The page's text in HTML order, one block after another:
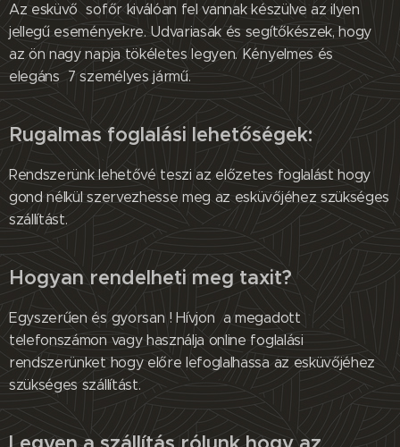
Az esküvő sofőr kiválóan fel vannak készülve az ilyen
jellegű eseményekre. Udvariasak és segítőkészek, hogy
az ön nagy napja tökéletes legyen. Kényelmes és
elegáns 7 személyes jármű.
Rugalmas foglalási lehetőségek:
Rendszerünk lehetővé teszi az előzetes foglalást hogy
gond nélkül szervezhesse meg az esküvőjéhez szükséges
szállítást.
Hogyan rendelheti meg taxit?
Egyszerűen és gyorsan ! Hívjon a megadott
telefonszámon vagy használja online foglalási
rendszerünket hogy előre lefoglalhassa az esküvőjéhez
szükséges szállítást.